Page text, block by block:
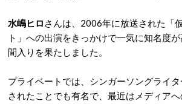
水嶋ヒロ さんは、2006年に放送された「
ト」への出演をきっかけで一気に知名度
間入りを果たしました。
プライベートでは、シンガーソングライ
されたことでも有名で、最近はメディア